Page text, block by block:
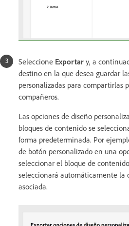
Seleccione Exportar y, a
destino en la que desea guardar
personalizadas para compartirlas
compañeros.
Las opciones de diseño
bloques de contenido se
forma predeterminada. Por
de botón personalizado en una
seleccionar el bloque de
seleccionará automáticamente la
asociada.